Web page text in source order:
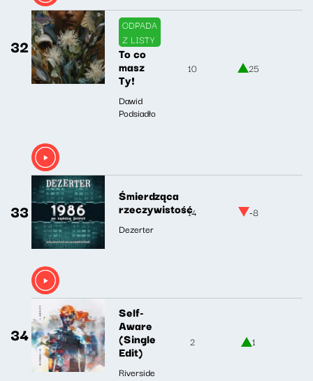
32
ODPADA
Z LISTY
To co
masz
Ty!
Dawid
Podsiadło
10 25
33
Śmierdząca
rzeczywistość
Dezerter
14 -8
34
Self-
Aware
(Single
Edit)
Riverside
2 1